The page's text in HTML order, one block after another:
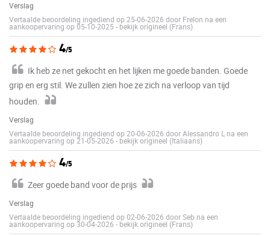
Verslag
Vertaalde beoordeling ingediend op 25-06-2026 door Frelon na een
aankoopervaring op 05-10-2025 - bekijk origineel (Frans)
4/5
Ik heb ze net gekocht en het lijken me goede banden. Goede
grip en erg stil. We zullen zien hoe ze zich na verloop van tijd
houden.
Verslag
Vertaalde beoordeling ingediend op 20-06-2026 door Alessandro L na een
aankoopervaring op 21-05-2026 - bekijk origineel (Italiaans)
4/5
Zeer goede band voor de prijs
Verslag
Vertaalde beoordeling ingediend op 02-06-2026 door Seb na een
aankoopervaring op 30-04-2026 - bekijk origineel (Frans)